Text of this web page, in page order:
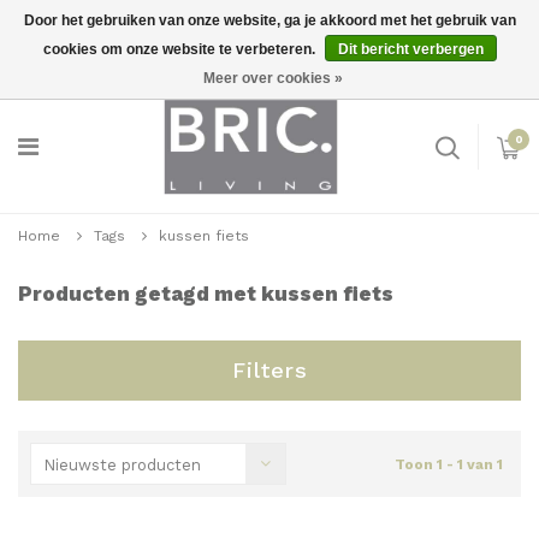
Inloggen
0
Home Tags kussen fiets
Producten getagd met kussen fiets
Filters
Nieuwste producten Toon 1 - 1 van 1
Door het gebruiken van onze website, ga je akkoord met het gebruik van
cookies om onze website te verbeteren.
Dit bericht verbergen
Meer over cookies »